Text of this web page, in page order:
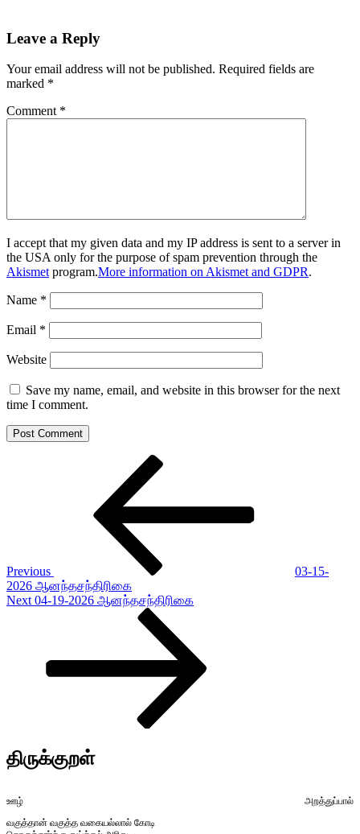
Leave a Reply
Your email address will not be published. Required fields are
marked *
Comment *
I accept that my given data and my IP address is sent to a server in
the USA only for the purpose of spam prevention through the
Akismet program.More information on Akismet and GDPR.
Name *
Email *
Website
Save my name, email, and website in this browser for the next
time I comment.
Previous
03-15-
2026 ஆனந்தசந்திரிகை
Next
Next 04-19-2026 ஆனந்தசந்திரிகை
திருக்குறள்
ஊழ்
அறத்துப்பால்
வகுத்தான் வகுத்த வகையல்லால் கோடி